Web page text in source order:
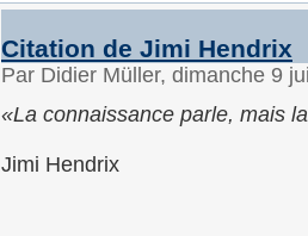
Citation de Jimi Hendrix
Par Didier Müller, dimanche 9
La connaissance parle, mais
Jimi Hendrix